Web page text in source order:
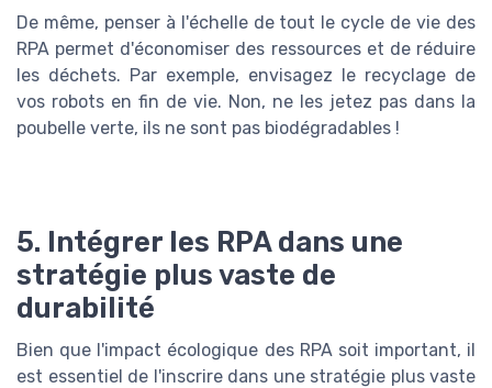
De même, penser à l'échelle de tout le cycle de vie des
RPA permet d'économiser des ressources et de réduire
les déchets. Par exemple, envisagez le recyclage de
vos robots en fin de vie. Non, ne les jetez pas dans la
poubelle verte, ils ne sont pas biodégradables !
5. Intégrer les RPA dans une
stratégie plus vaste de
durabilité
Bien que l'impact écologique des RPA soit important, il
est essentiel de l'inscrire dans une stratégie plus vaste